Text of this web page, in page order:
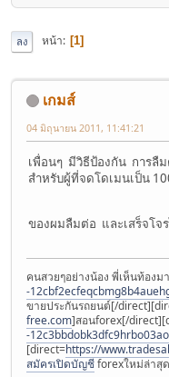
ลง หน้า 1
เกมส์
04 มิถุนายน 2011, 11:41:21
เพื่อนๆ มีวิธีป้องกัน การลื
สำหรับผู้ที่จดโดเมนเป็น
ของผมลืมต่อ และเสร็จโจ
คนสวยๆอย่างน้อง พี่เห็นท้องม
-
ขายประกันรถยนต์[/
free.com]สอนforex[/
-
[direct=https://
สมัครเปิดบัญชีforexใหม่ล่าสุ